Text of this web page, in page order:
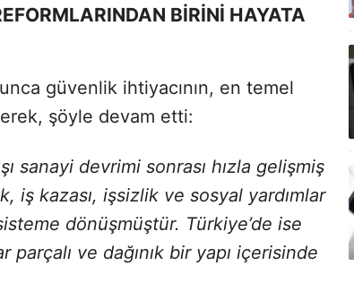
BİRİNİ HAYATA
güvenlik ihtiyacının, en temel
şöyle devam etti:
sanayi devrimi sonrası hızla gelişmiş
iş kazası, işsizlik ve sosyal yardımlar
dönüşmüştür. Türkiye’de ise
ve dağınık bir yapı içerisinde